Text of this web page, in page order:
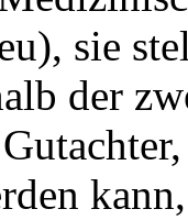
sie
der